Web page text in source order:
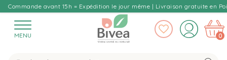
Commande avant 15h = Expédition le jour même | Livraison gratuite en
MENU 0